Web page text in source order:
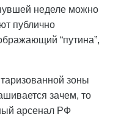
неделе можно
публично
“путина”,
зоны
зачем, то
арсенал РФ